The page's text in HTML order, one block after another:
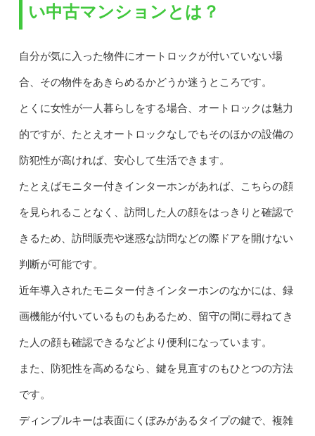
い中古マンションとは？
自分が気に入った物件にオートロックが付いていない場
合、その物件をあきらめるかどうか迷うところです。
とくに女性が一人暮らしをする場合、オートロックは魅力
的ですが、たとえオートロックなしでもそのほかの設備の
防犯性が高ければ、安心して生活できます。
たとえばモニター付きインターホンがあれば、こちらの顔
を見られることなく、訪問した人の顔をはっきりと確認で
きるため、訪問販売や迷惑な訪問などの際ドアを開けない
判断が可能です。
近年導入されたモニター付きインターホンのなかには、録
画機能が付いているものもあるため、留守の間に尋ねてき
た人の顔も確認できるなどより便利になっています。
また、防犯性を高めるなら、鍵を見直すのもひとつの方法
です。
ディンプルキーは表面にくぼみがあるタイプの鍵で、複雑